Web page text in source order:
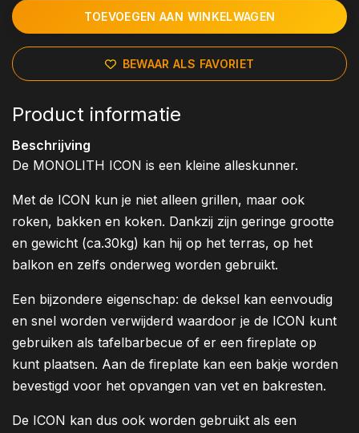
TOEVOEGEN AAN WINKELWAGEN
BEWAAR ALS FAVORIET
Product informatie
Beschrijving
De MONOLITH ICON is een kleine alleskunner.
Met de ICON kun je niet alleen grillen, maar ook
roken, bakken en koken. Dankzij zijn geringe grootte
en gewicht (ca.30kg) kan hij op het terras, op het
balkon en zelfs onderweg worden gebruikt.
Een bijzondere eigenschap: de deksel kan eenvoudig
en snel worden verwijderd waardoor je de ICON kunt
gebruiken als tafelbarbecue of er een fireplate op
kunt plaatsen. Aan de fireplate kan een bakje worden
bevestigd voor het opvangen van vet en bakresten.
De ICON kan dus ook worden gebruikt als een